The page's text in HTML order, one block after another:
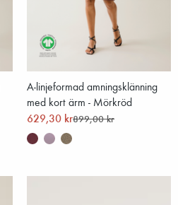
A-linjeformad amningsklänning
med kort ärm - Mörkröd
629,30 kr899,00 kr